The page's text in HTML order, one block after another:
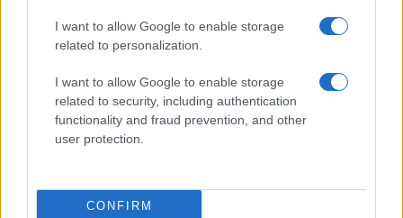
I want to allow Google to enable storage
related to personalization.
I want to allow Google to enable storage
related to security, including authentication
functionality and fraud prevention, and other
user protection.
CONFIRM
Preview: Marvel Super Hero Squad, más
superhéroes para Nintendo Wii
Los fans de Nintendo Wii y los superhéroes…
CIENCIA Y TECNOLOGÍA